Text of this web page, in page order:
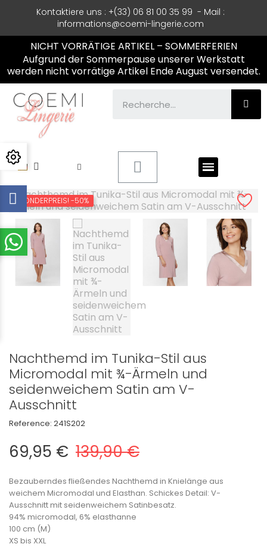
Kontaktiere uns : +(33) 06 81 00 35 99 - Mail :
informations@coemi-lingerie.com
NICHT VORRÄTIGE ARTIKEL – SOMMERFERIEN
Aufgrund der Sommerpause unserer Werkstatt
werden nicht vorrätige Artikel Ende August versendet.
SONDERPREIS! -50%
Nachthemd im Tunika-Stil aus
Micromodal mit ¾-Ärmeln und
seidenweichem Satin am V-
Ausschnitt
Reference: 241S202
69,95 € 139,90 €
Bezauberndes fließendes Nachthemd in Knielänge aus
weichem Micromodal und Elasthan. Schickes Detail: V-
Ausschnitt mit seidenweichem Satinbesatz.
94% micromodal, 6% elasthanne
100 cm (M)
XS bis XXL